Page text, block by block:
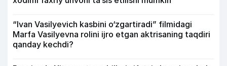
“Ivan Vasilyevich kasbini o‘zgartiradi” filmidagi
Marfa Vasilyevna rolini ijro etgan aktrisaning taqdiri
qanday kechdi?